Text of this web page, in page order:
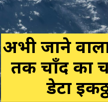
अभी जाने
तक चाँद का
डेटा